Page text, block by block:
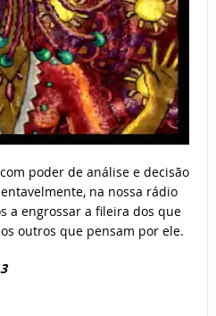
poder de análise e decisão
na nossa rádio
a engrossar a fileira dos que
outros que pensam por ele.